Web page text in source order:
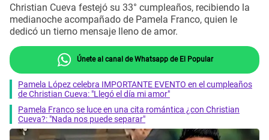
Christian Cueva festejó su 33° cumpleaños, recibiendo la
medianoche acompañado de Pamela Franco, quien le
dedicó un tierno mensaje lleno de amor.
Únete al canal de Whatsapp de El Popular
Pamela López celebra IMPORTANTE EVENTO en el cumpleaños
de Christian Cueva: "Llegó el día mi amor"
Pamela Franco se luce en una cita romántica ¿con Christian
Cueva?: "Nada nos puede separar"